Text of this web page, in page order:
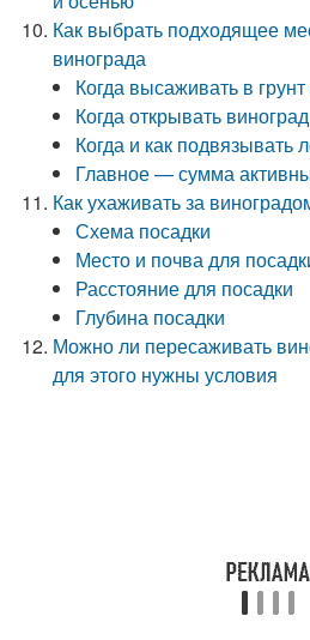
Как выбрать подходящее
винограда
Когда высаживать в
Когда открывать виноград
Когда и как подвязывать
Главное — сумма
Как ухаживать за
Схема посадки
Место и почва для
Расстояние для посадки
Глубина посадки
Можно ли пересаживать
для этого нужны условия